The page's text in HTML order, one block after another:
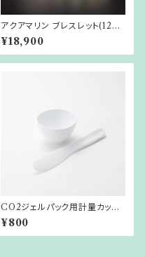
アクアマリン ブレスレット(12m
m珠)
¥18,900
CO2ジェルパック用計量カップ
&スパチュラ
¥800